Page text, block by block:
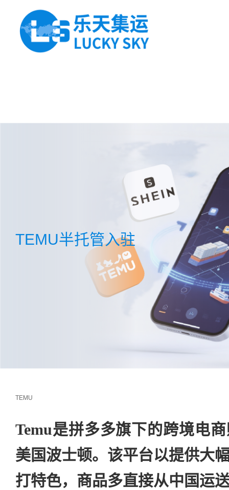
TEMU半托管入驻
TEMU
Temu是拼多多旗下的跨境电
美国波士顿。该平台以提供大
打特色，商品多直接从中国运